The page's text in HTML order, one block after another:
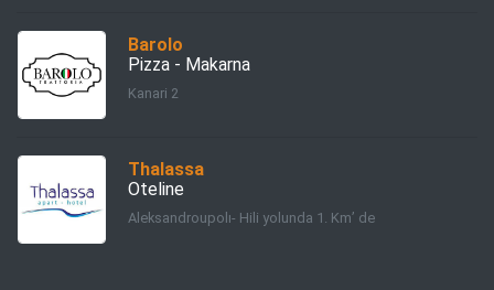
Barolo
Pizza - Makarna
Kanari 2
Thalassa
Oteline
Aleksandroupolı- Hili yolunda 1. Km’ de